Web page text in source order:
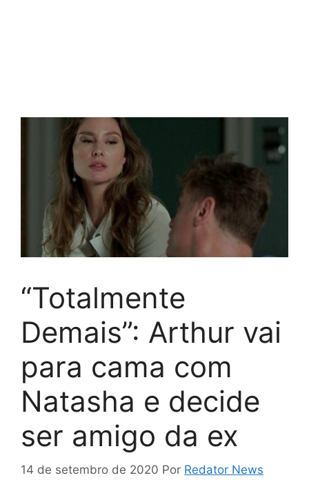
“Totalmente
Demais”: Arthur vai
para cama com
Natasha e decide
ser amigo da ex
14 de setembro de 2020 Por Redator News